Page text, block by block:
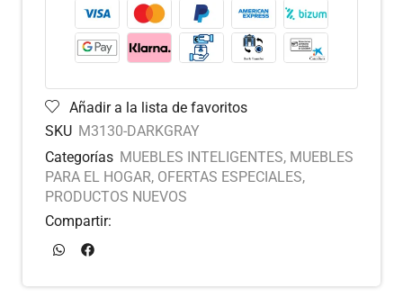
Añadir a la lista de favoritos
SKU M3130-DARKGRAY
Categorías MUEBLES INTELIGENTES, MUEBLES
PARA EL HOGAR, OFERTAS ESPECIALES,
PRODUCTOS NUEVOS
Compartir: